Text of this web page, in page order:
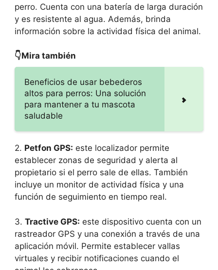
perro. Cuenta con una batería de larga duración
y es resistente al agua. Además, brinda
información sobre la actividad física del animal.
👇Mira también
Beneficios de usar bebederos
altos para perros: Una solución
para mantener a tu mascota
saludable
2. Petfon GPS: este localizador permite
establecer zonas de seguridad y alerta al
propietario si el perro sale de ellas. También
incluye un monitor de actividad física y una
función de seguimiento en tiempo real.
3. Tractive GPS: este dispositivo cuenta con un
rastreador GPS y una conexión a través de una
aplicación móvil. Permite establecer vallas
virtuales y recibir notificaciones cuando el